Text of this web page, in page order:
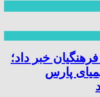
خبر داد؛
پارس